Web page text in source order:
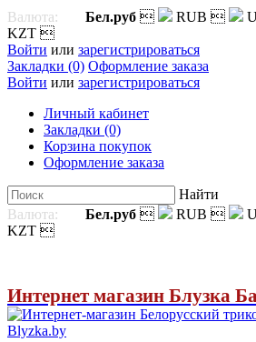
Валюта: Бел.руб  RUB 
KZT 
Войти или зарегистрироваться
Закладки (0) Оформление заказа
Войти или зарегистрироваться
Личный кабинет
Закладки (0)
Корзина покупок
Оформление заказа
Найти
Валюта:
Бел.руб  RUB 
KZT 
Интернет магазин Блузка